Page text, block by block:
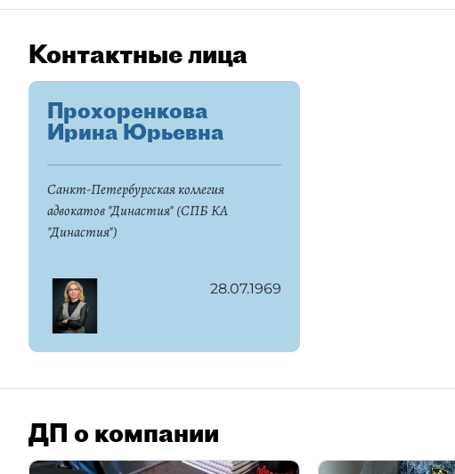
Контактные лица
Прохоренкова
Ирина Юрьевна
Санкт-Петербургская коллегия
адвокатов "Династия" (СПБ КА
"Династия")
28.07.1969
ДП о компании